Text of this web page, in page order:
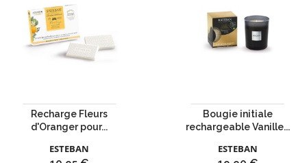
Recharge Fleurs
d'Oranger pour...
ESTEBAN
Bougie initiale
rechargeable Vanille...
ESTEBAN